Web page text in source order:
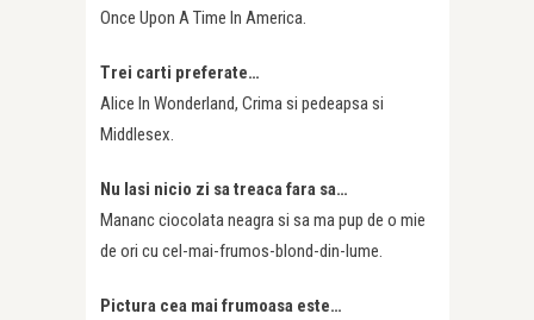
Once Upon A Time In America.
Trei carti preferate…
Alice In Wonderland, Crima si pedeapsa si
Middlesex.
Nu lasi nicio zi sa treaca fara sa…
Mananc ciocolata neagra si sa ma pup de o mie
de ori cu cel-mai-frumos-blond-din-lume.
Pictura cea mai frumoasa este…